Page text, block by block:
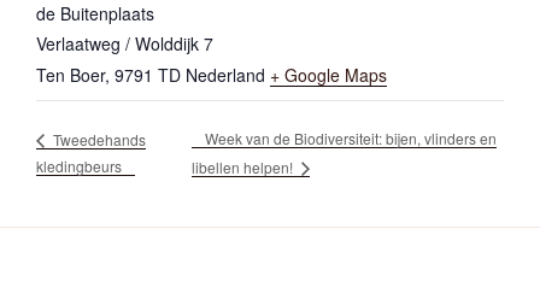
de Buitenplaats
Verlaatweg / Wolddijk 7
Ten Boer, 9791 TD Nederland + Google Maps
Tweedehands
kledingbeurs
Week van de Biodiversiteit: bijen, vlinders en
libellen helpen!